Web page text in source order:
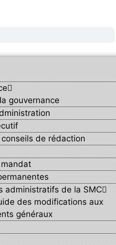
gouvernance
de rédaction
administratifs de la SMC
des modifications aux
généraux